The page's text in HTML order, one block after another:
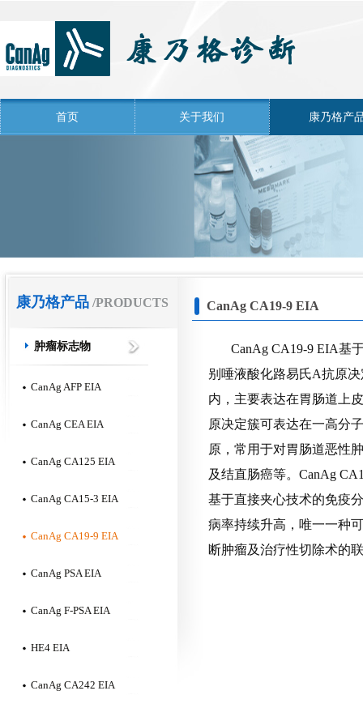
首页 关于我们 康乃格产
康乃格产品 /PRODUCTS
肿瘤标志物
CanAg AFP EIA
CanAg CEA EIA
CanAg CA125 EIA
CanAg CA15-3 EIA
CanAg CA19-9 EIA
CanAg PSA EIA
CanAg F-PSA EIA
HE4 EIA
CanAg CA242 EIA
CanAg CA19-9 EIA
CanAg CA19-9 EIA基
别唾液酸化路易氏A抗原
内，主要表达在胃肠道上
原决定簇可表达在一高分
原，常用于对胃肠道恶性
及结直肠癌等。CanAg
基于直接夹心技术的免疫
病率持续升高，唯一一种
断肿瘤及治疗性切除术的